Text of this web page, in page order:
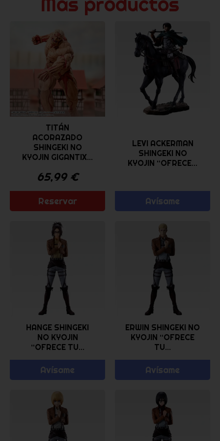
TITÁN
ACORAZADO
SHINGEKI NO
KYOJIN GIGANTIX...
65,99 €
Reservar
LEVI ACKERMAN
SHINGEKI NO
KYOJIN “OFRECE...
Avísame
HANGE SHINGEKI
NO KYOJIN
“OFRECE TU...
Avísame
ERWIN SHINGEKI NO
KYOJIN “OFRECE
TU...
Avísame